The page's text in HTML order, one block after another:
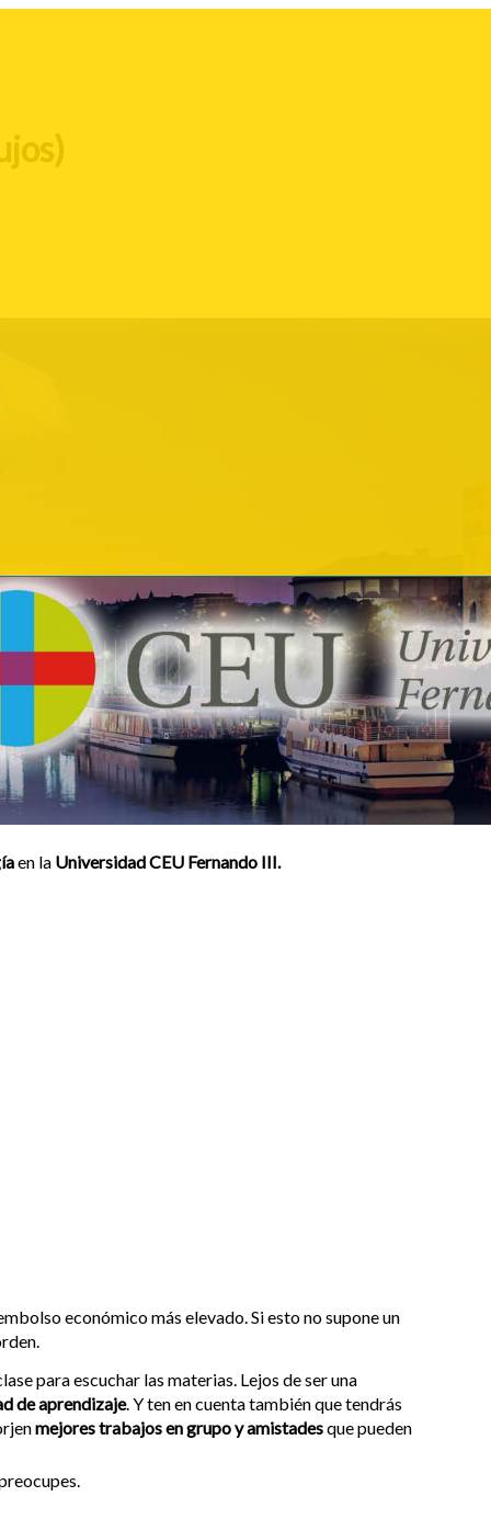
en la Universidad CEU Fernando III.
económico más elevado. Si esto no supone un
para escuchar las materias. Lejos de ser una
de aprendizaje. Y ten en cuenta también que tendrás
mejores trabajos en grupo y amistadesque pueden